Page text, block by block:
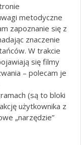
metodyczne
zapoznanie się z
znaczenie
W trakcie
się filmy
– polecam je
(są to bloki
użytkownika z
„narzędzie”